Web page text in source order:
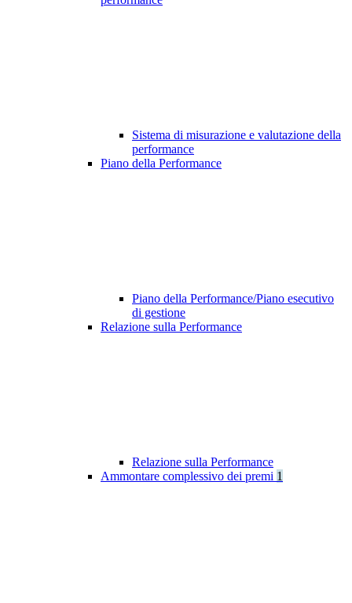
Sistema di misurazione e valutazione della
performance
Piano della Performance
Piano della Performance/Piano esecutivo
di gestione
Relazione sulla Performance
Relazione sulla Performance
Ammontare complessivo dei premi 1